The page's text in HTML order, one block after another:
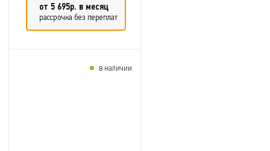
от 5 695р. в месяц
рассрочка без переплат
в наличии